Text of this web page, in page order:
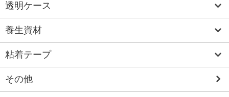
透明ケース
養生資材
粘着テープ
その他